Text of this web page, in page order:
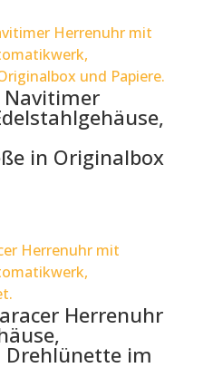
Navitimer
in Originalbox
Herrenuhr
im